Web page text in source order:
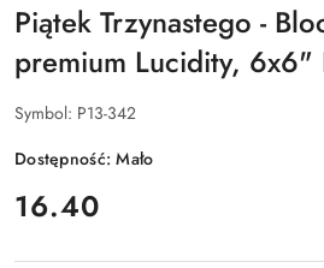
Piątek Trzynastego -
premium Lucidity, 6x6"
Symbol: P13-342
Dostępność:Mało
cena:
16.40